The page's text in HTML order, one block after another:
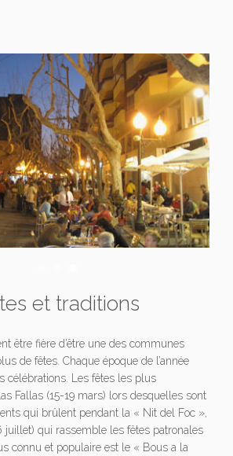
et traditions
être fière d’être une des communes
de fêtes. Chaque époque de l’année
célébrations. Les fêtes les plus
Fallas (15-19 mars) lors desquelles sont
qui brûlent pendant la « Nit del Foc »,
juillet) qui rassemble les fêtes patronales
connu et populaire est le « Bous a la